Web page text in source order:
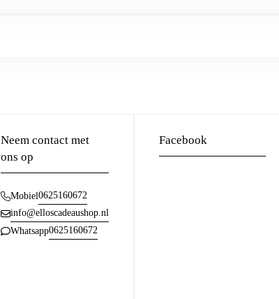
Neem contact met
ons op
Mobiel0625160672
info@elloscadeaushop.nl
Whatsapp0625160672
Facebook